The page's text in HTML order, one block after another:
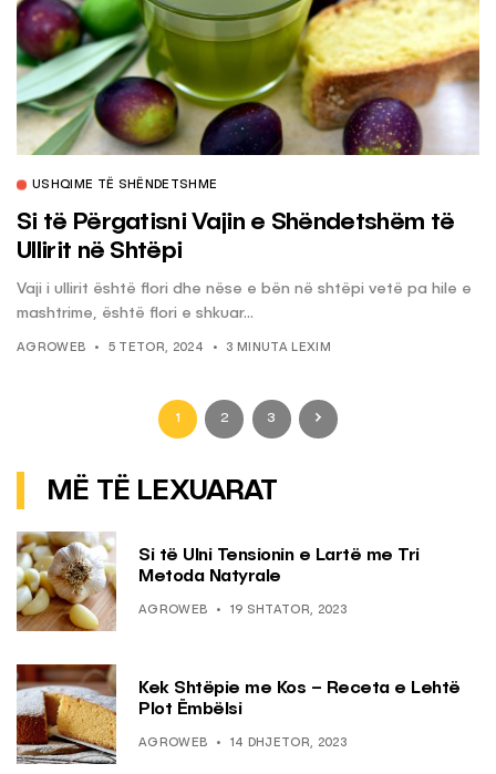
USHQIME TË SHËNDETSHME
Si të Përgatisni Vajin e Shëndetshëm të
Ullirit në Shtëpi
Vaji i ullirit është flori dhe nëse e bën në shtëpi vetë pa hile e
mashtrime, është flori e shkuar...
AGROWEB 5 TETOR, 2024 3 MINUTA LEXIM
1 2 3
MË TË LEXUARAT
Si të Ulni Tensionin e Lartë me Tri
Metoda Natyrale
AGROWEB 19 SHTATOR, 2023
Kek Shtëpie me Kos – Receta e Lehtë
Plot Ëmbëlsi
AGROWEB 14 DHJETOR, 2023